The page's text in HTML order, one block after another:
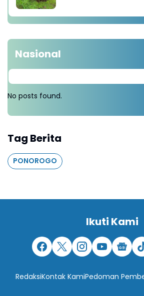
Nasional
No posts found.
Tag Berita
PONOROGO
Ikuti Kami
RedaksiKontak KamiPedoman